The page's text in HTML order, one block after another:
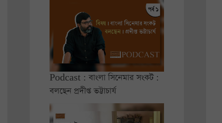
Podcast : বাংলা সিনেমার সংকট :
বলছেন প্রদীপ্ত ভট্টাচার্য